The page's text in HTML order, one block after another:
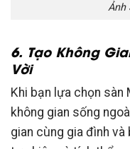
Ảnh
6. Tạo Không
Vời
Khi bạn lựa chọn
không gian sống
gian cùng gia đình